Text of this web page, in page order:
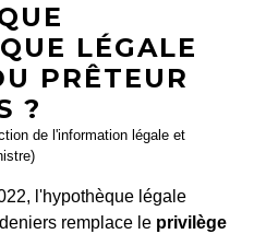
LÉGALE
PRÊTEUR
?
de l'information légale et
l'hypothèque légale
remplace le privilège